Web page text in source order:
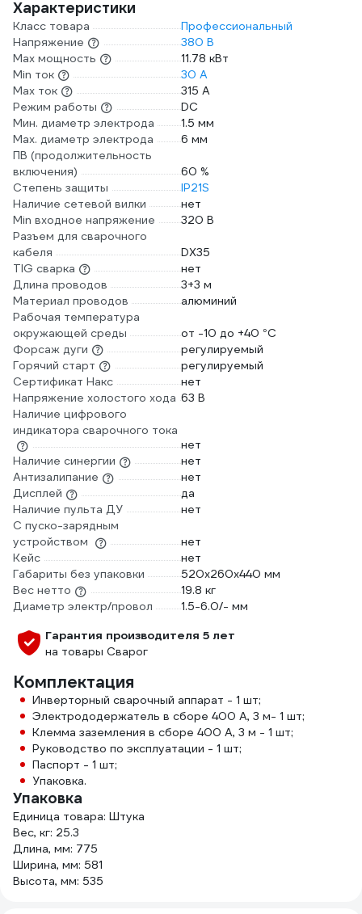
Характеристики
Класс товара
Профессиональный
Напряжение
380 В
Max мощность
11.78 кВт
Min ток
30 А
Max ток
315 А
Режим работы
DC
Мин. диаметр электрода
1.5 мм
Мах. диаметр электрода
6 мм
ПВ (продолжительность
включения)
60 %
Степень защиты
IP21S
Наличие сетевой вилки
нет
Min входное напряжение
320 В
Разъем для сварочного
кабеля
DX35
TIG сварка
нет
Длина проводов
3+3 м
Материал проводов
алюминий
Рабочая температура
окружающей среды
от -10 до +40 °С
Форсаж дуги
регулируемый
Горячий старт
регулируемый
Сертификат Накс
нет
Напряжение холостого хода 63 В
Наличие цифрового
индикатора сварочного тока
нет
Наличие синергии
нет
Антизалипание
нет
Дисплей
да
Наличие пульта ДУ
нет
С пуско-зарядным
устройством
нет
Кейс
нет
Габариты без упаковки
520х260х440 мм
Вес нетто
19.8 кг
Диаметр электр/провол
1.5-6.0/- мм
Гарантия производителя 5 лет
на товары Сварог
Комплектация
Инверторный сварочный аппарат - 1 шт;
Электрододержатель в сборе 400 А, 3 м- 1 шт;
Клемма заземления в сборе 400 А, 3 м - 1 шт;
Руководство по эксплуатации - 1 шт;
Паспорт - 1 шт;
Упаковка.
Упаковка
Единица товара: Штука
Вес, кг: 25.3
Длина, мм: 775
Ширина, мм: 581
Высота, мм: 535